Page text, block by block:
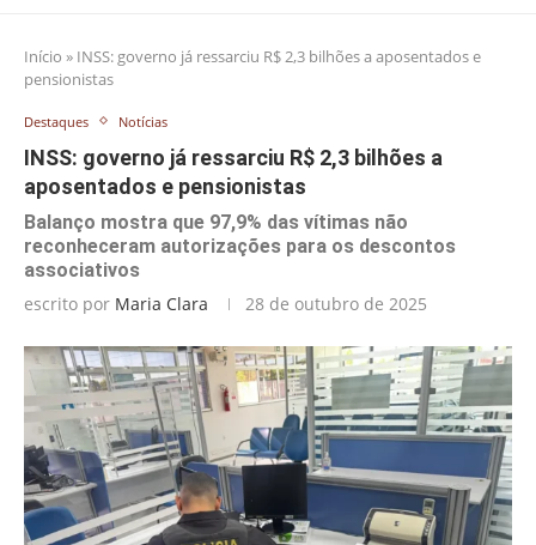
Início » INSS: governo já ressarciu R$ 2,3 bilhões a aposentados e
pensionistas
Destaques Notícias
INSS: governo já ressarciu R$ 2,3 bilhões a
aposentados e pensionistas
Balanço mostra que 97,9% das vítimas não
reconheceram autorizações para os descontos
associativos
escrito por Maria Clara 28 de outubro de 2025